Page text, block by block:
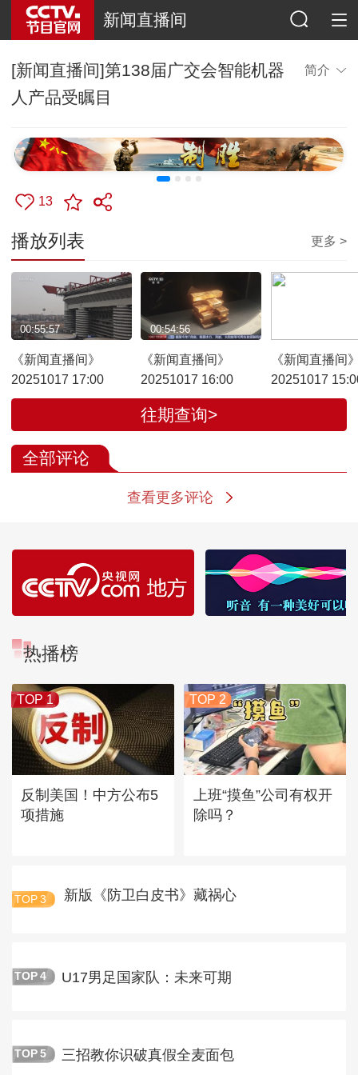
新闻直播间
[新闻直播间]第138届广交会智能机器
人产品受瞩目
简介
13
播放列表 更多 >
《新闻直播间》
20251017 17:00
00:55:57
《新闻直播间》
20251017 16:00
00:54:56
《新闻直播间
20251017
往期查询>
全部评论
查看更多评论
热播榜
TOP 1
反制美国！中方公布5
项措施
TOP 2
上班“摸鱼”公司有权开
除吗？
TOP 3 新版《防卫白皮书》藏祸心
TOP 4 U17男足国家队：未来可期
TOP 5 三招教你识破真假全麦面包